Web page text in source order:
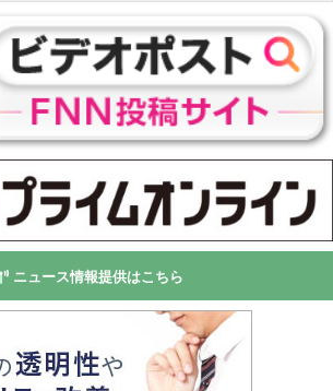
ニュース情報提供はこちら